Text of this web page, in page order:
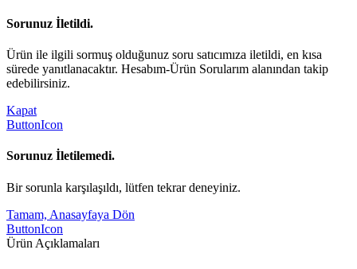
Sorunuz İletildi.
Ürün ile ilgili sormuş olduğunuz soru satıcımıza iletildi, en kısa
sürede yanıtlanacaktır. Hesabım-Ürün Sorularım alanından takip
edebilirsiniz.
Kapat
ButtonIcon
Sorunuz İletilemedi.
Bir sorunla karşılaşıldı, lütfen tekrar deneyiniz.
Tamam, Anasayfaya Dön
ButtonIcon
Ürün Açıklamaları